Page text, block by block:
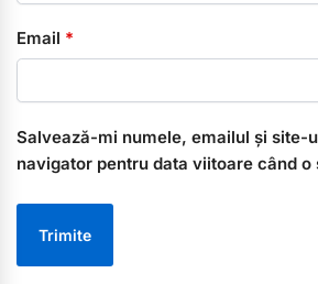
Email *
Salvează-mi numele, emailul și site-
navigator pentru data viitoare când o